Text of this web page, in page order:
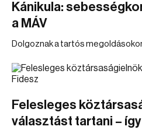
Kánikula:
a MÁV
Dolgoznak a tartós
Felesleges
választást tartani –